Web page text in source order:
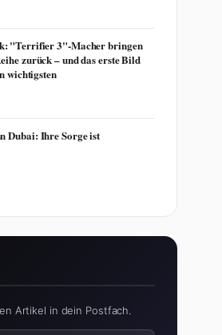
"Terrifier 3"-Macher bringen
zurück – und das erste Bild
wichtigsten
Dubai: Ihre Sorge ist
Artikel in dein Postfach.